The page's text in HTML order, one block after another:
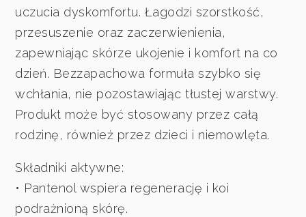
uczucia dyskomfortu. Łagodzi szorstkość,
przesuszenie oraz zaczerwienienia,
zapewniając skórze ukojenie i komfort na co
dzień. Bezzapachowa formuła szybko się
wchłania, nie pozostawiając tłustej warstwy.
Produkt może być stosowany przez całą
rodzinę, również przez dzieci i niemowlęta.
Składniki aktywne:
• Pantenol wspiera regenerację i koi
podrażnioną skórę.